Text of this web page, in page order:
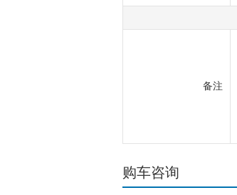
备注
购车咨询